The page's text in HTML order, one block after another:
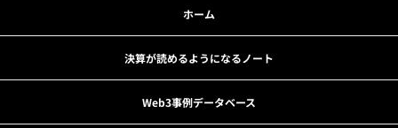
ホーム
決算が読めるようになるノート
Web3事例データベース